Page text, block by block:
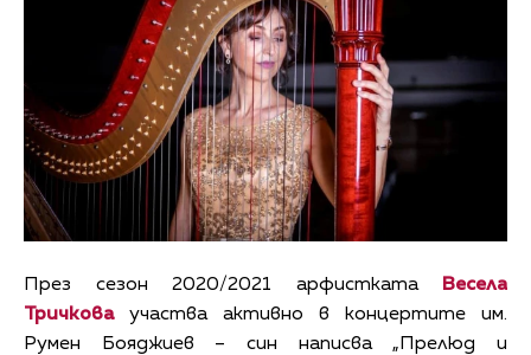
През сезон 2020/2021 арфистката
Весела
Тричковаучаства активно в концертите им.
Румен Бояджиев – син написва „Прелюд и